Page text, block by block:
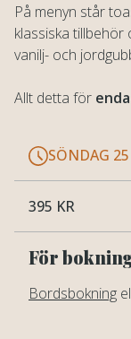
På menyn står
klassiska tillbehör
vanilj- och
Allt detta för
SÖNDAG 25
395 KR
För
Bordsbokning